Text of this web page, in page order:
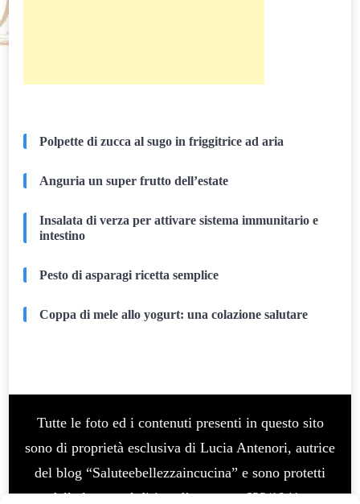
Polpette di zucca al sugo in friggitrice ad aria
Anguria un super frutto dell’estate
Insalata di verza per attivare sistema immunitario e
intestino
Pesto di asparagi ricetta semplice
Coppa di mele allo yogurt: una colazione salutare
Tutte le foto ed i contenuti presenti in questo sito
sono di proprietà esclusiva di Lucia Antenori, autrice
del blog “Saluteebellezzaincucina” e sono protetti
dalla legge sul diritto d’autore n. 633/1941 e